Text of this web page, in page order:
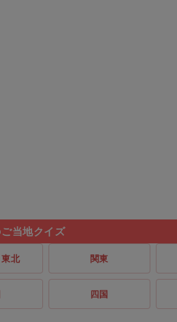
当地クイズ
北 関東
四国